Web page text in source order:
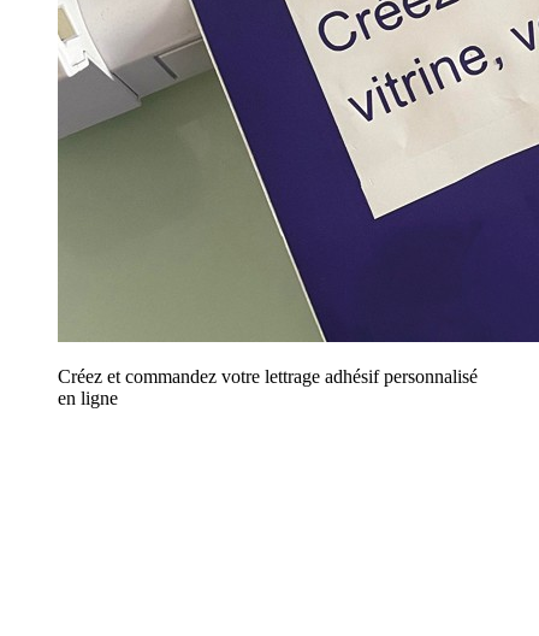
Créez et commandez votre lettrage adhésif personnalisé
en ligne